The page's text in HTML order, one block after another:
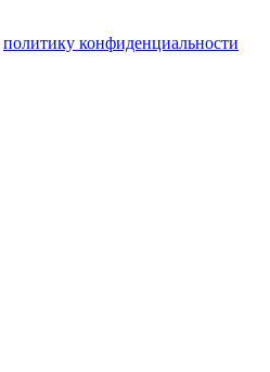
политику конфиденциальности